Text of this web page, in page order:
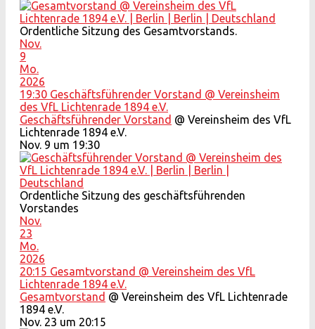
Ordentliche Sitzung des Gesamtvorstands.
Nov.
9
Mo.
2026
19:30 Geschäftsführender Vorstand @ Vereinsheim
des VfL Lichtenrade 1894 e.V.
Geschäftsführender Vorstand @ Vereinsheim des VfL
Lichtenrade 1894 e.V.
Nov. 9 um 19:30
Ordentliche Sitzung des geschäftsführenden
Vorstandes
Nov.
23
Mo.
2026
20:15 Gesamtvorstand @ Vereinsheim des VfL
Lichtenrade 1894 e.V.
Gesamtvorstand @ Vereinsheim des VfL Lichtenrade
1894 e.V.
Nov. 23 um 20:15